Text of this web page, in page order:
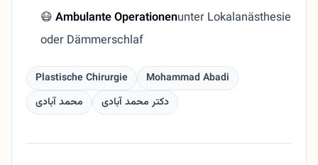
😷Ambulante Operationenunter Lokalanästhesie
oder Dämmerschlaf
Plastische Chirurgie
Mohammad Abadi
محمد آبادی
دکتر محمد آبادی